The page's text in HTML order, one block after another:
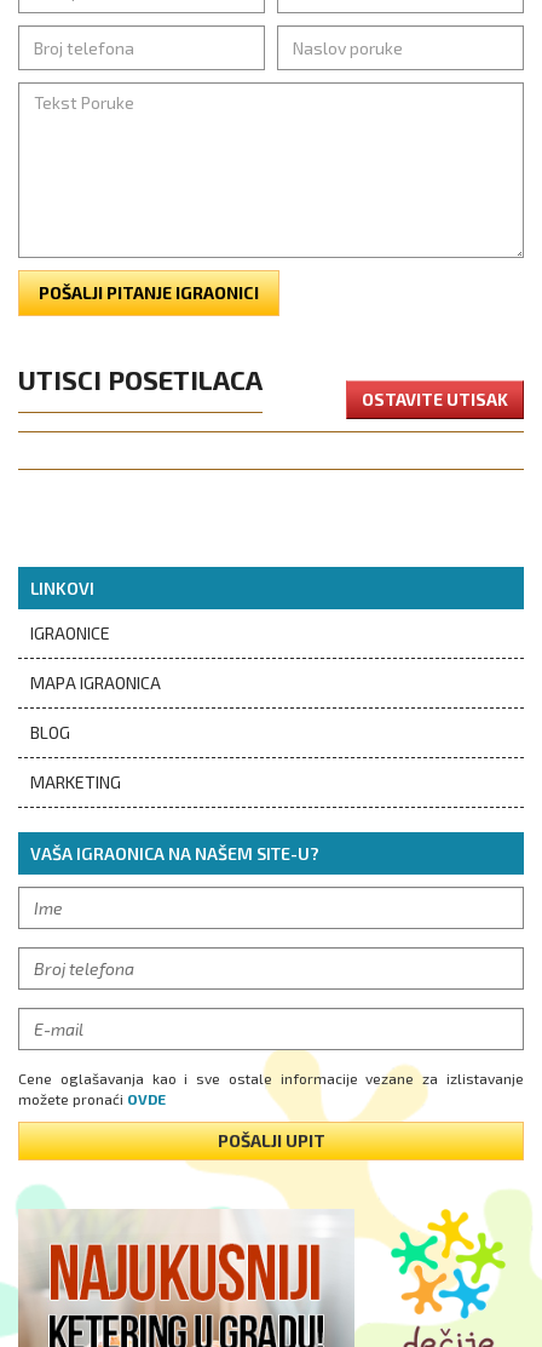
POŠALJI PITANJE IGRAONICI
UTISCI POSETILACA
OSTAVITE UTISAK
LINKOVI
IGRAONICE
MAPA IGRAONICA
BLOG
MARKETING
VAŠA IGRAONICA NA NAŠEM SITE-U?
Cene oglašavanja kao i sve ostale informacije vezane za izlistavanje
možete pronaći OVDE
POŠALJI UPIT